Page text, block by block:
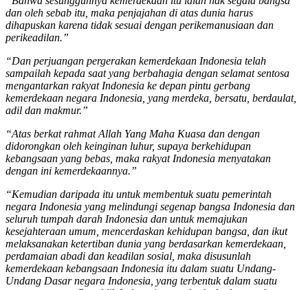
dan oleh sebab itu, maka penjajahan di atas dunia harus
dihapuskan karena tidak sesuai dengan perikemanusiaan dan
perikeadilan.”
“Dan perjuangan pergerakan kemerdekaan Indonesia telah
sampailah kepada saat yang berbahagia dengan selamat sentosa
mengantarkan rakyat Indonesia ke depan pintu gerbang
kemerdekaan negara Indonesia, yang merdeka, bersatu, berdaulat,
adil dan makmur.”
“Atas berkat rahmat Allah Yang Maha Kuasa dan dengan
didorongkan oleh keinginan luhur, supaya berkehidupan
kebangsaan yang bebas, maka rakyat Indonesia menyatakan
dengan ini kemerdekaannya.”
“Kemudian daripada itu untuk membentuk suatu pemerintah
negara Indonesia yang melindungi segenap bangsa Indonesia dan
seluruh tumpah darah Indonesia dan untuk memajukan
kesejahteraan umum, mencerdaskan kehidupan bangsa, dan ikut
melaksanakan ketertiban dunia yang berdasarkan kemerdekaan,
perdamaian abadi dan keadilan sosial, maka disusunlah
kemerdekaan kebangsaan Indonesia itu dalam suatu Undang-
Undang Dasar negara Indonesia, yang terbentuk dalam suatu